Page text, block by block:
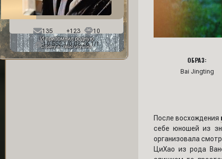
И припомнил родную
Страну я, лицо опустив.
135 +123
10
10 552,1/0 08.26,1/1
ОБРАЗ:
Bai Jingting
После восхождения
себе юношей из
организовала
ЦиХао из рода